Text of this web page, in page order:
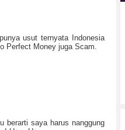
usut ternyata Indonesia
Perfect Money juga Scam.
berarti saya harus nanggung